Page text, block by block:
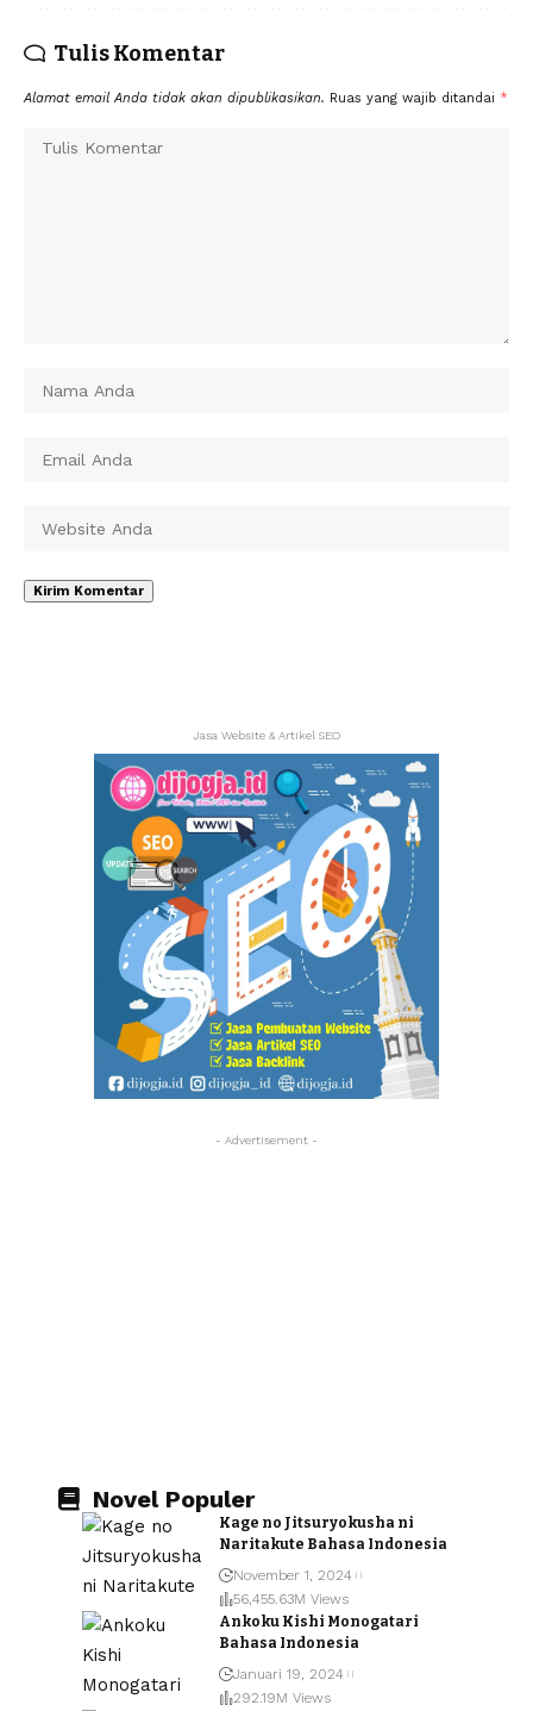
Tulis Komentar
Alamat email Anda tidak akan dipublikasikan. Ruas yang wajib ditandai *
Jasa Website & Artikel SEO
- Advertisement -
Novel Populer
Kage no Jitsuryokusha ni
Naritakute Bahasa Indonesia
November 1, 2024
56,455.63M Views
Ankoku Kishi Monogatari
Bahasa Indonesia
Januari 19, 2024
292.19M Views